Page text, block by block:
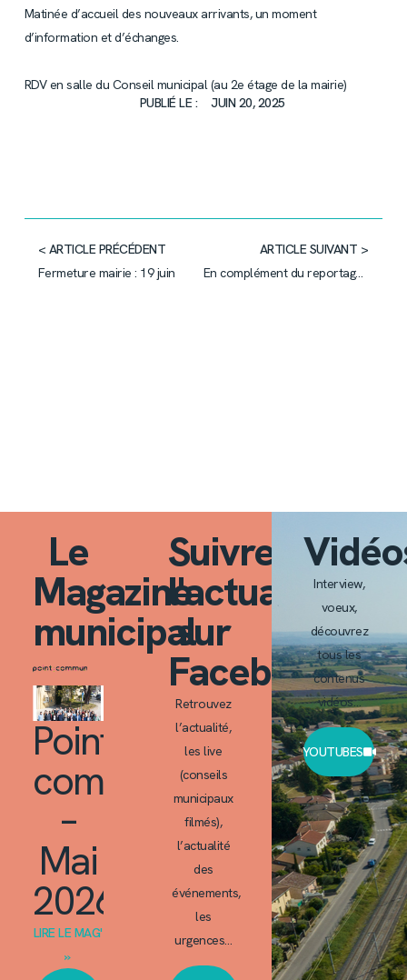
Matinée d’accueil des nouveaux arrivants, un moment
d’information et d’échanges.
RDV en salle du Conseil municipal (au 2e étage de la mairie)
PUBLIÉ LE :
JUIN 20, 2025
< ARTICLE PRÉCÉDENT
Fermeture mairie : 19 juin
ARTICLE SUIVANT >
En complément du reportage du CMJ
Le
Magazine
municipal
Point
commun
–
Mai
2026
LIRE LE MAG'
»
Suivre
l'actualité
sur
Facebook
Retrouvez
l’actualité,
les live
(conseils
municipaux
filmés),
l’actualité
des
événements,
les
urgences…
Interview,
voeux,
découvrez
tous les
contenus
vidéos…
YOUTUBES